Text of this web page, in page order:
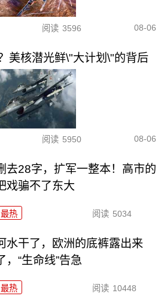
阅读 3596 08-06
美核潜光鲜\"大计划\"的背后
阅读 5950 08-06
去28字，扩军一整本！高市的
戏骗不了东大
最热 阅读 5034
水干了，欧洲的底裤露出来
，“生命线”告急
最热 阅读 10448